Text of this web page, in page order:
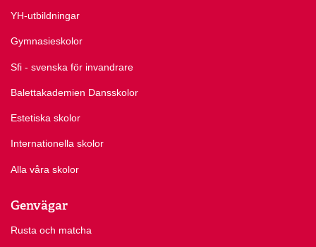
YH-utbildningar
Gymnasieskolor
Sfi - svenska för invandrare
Balettakademien Dansskolor
Estetiska skolor
Internationella skolor
Alla våra skolor
Genvägar
Rusta och matcha